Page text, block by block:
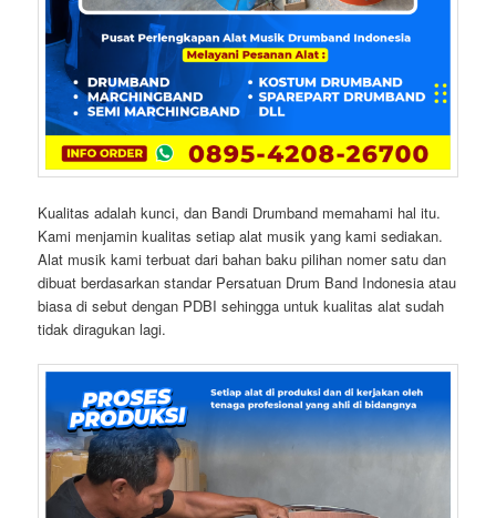
Kualitas adalah kunci, dan Bandi Drumband memahami hal itu.
Kami menjamin kualitas setiap alat musik yang kami sediakan.
Alat musik kami terbuat dari bahan baku pilihan nomer satu dan
dibuat berdasarkan standar Persatuan Drum Band Indonesia atau
biasa di sebut dengan PDBI sehingga untuk kualitas alat sudah
tidak diragukan lagi.